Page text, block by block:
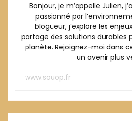
Bonjour, je m’appelle Julien,
passionné par
blogueur, j’explore les
partage des solutions durables
planète. Rejoignez-moi dans
un avenir plus
www.souop.fr
écologie participative
protection de la nature